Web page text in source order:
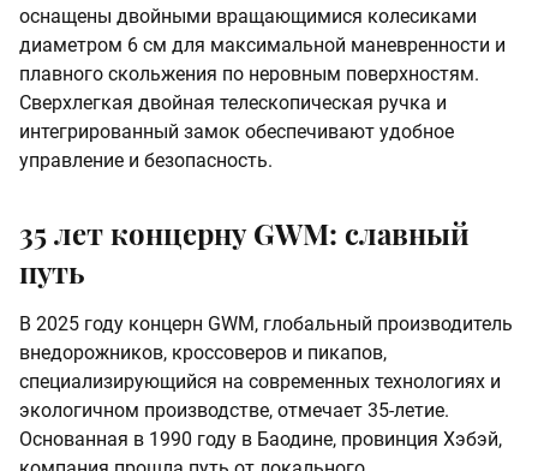
оснащены двойными вращающимися колесиками
диаметром 6 см для максимальной маневренности и
плавного скольжения по неровным поверхностям.
Сверхлегкая двойная телескопическая ручка и
интегрированный замок обеспечивают удобное
управление и безопасность.
35 лет концерну GWM: славный
путь
В 2025 году концерн GWM, глобальный производитель
внедорожников, кроссоверов и пикапов,
специализирующийся на современных технологиях и
экологичном производстве, отмечает 35-летие.
Основанная в 1990 году в Баодине, провинция Хэбэй,